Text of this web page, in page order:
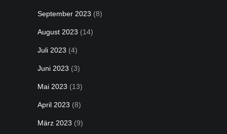
September 2023 (8)
August 2023 (14)
Juli 2023 (4)
Juni 2023 (3)
Mai 2023 (13)
April 2023 (8)
März 2023 (9)